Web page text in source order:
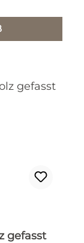
gefasst